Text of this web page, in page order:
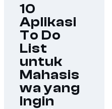
10
Aplikasi
To Do
List
untuk
Mahasis
wa yang
Ingin